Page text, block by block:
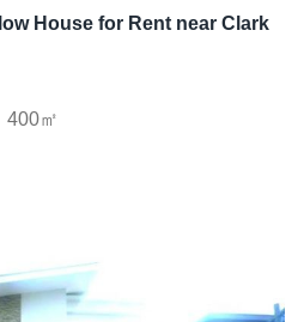
House for Rent near Clark
400㎡